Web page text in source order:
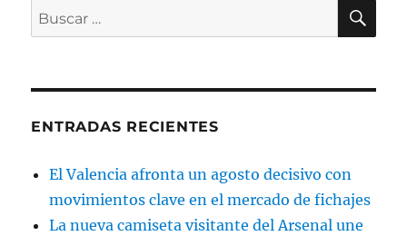
Buscar
por:
ENTRADAS RECIENTES
El Valencia afronta un agosto decisivo con
movimientos clave en el mercado de fichajes
La nueva camiseta visitante del Arsenal une